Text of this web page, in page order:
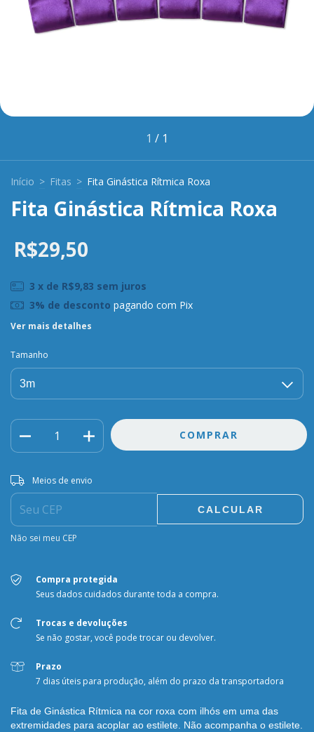
1 / 1
Início > Fitas > Fita Ginástica Rítmica Roxa
Fita Ginástica Rítmica Roxa
R$29,50
3 x de R$9,83 sem juros
3% de desconto pagando com Pix
Ver mais detalhes
Tamanho
Entregas para o CEP:
Meios de envio
CALCULAR
Não sei meu CEP
Compra protegida
Seus dados cuidados durante toda a compra.
Trocas e devoluções
Se não gostar, você pode trocar ou devolver.
Prazo
7 dias úteis para produção, além do prazo da transportadora
Fita de Ginástica Rítmica na cor roxa com ilhós em uma das
extremidades para acoplar ao estilete. Não acompanha o estilete.